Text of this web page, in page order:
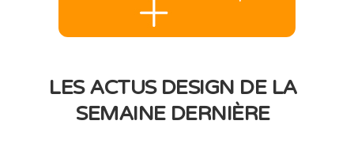
LES ACTUS DESIGN DE LA
SEMAINE DERNIÈRE